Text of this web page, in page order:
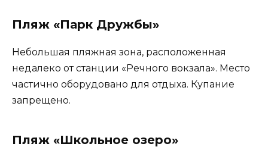
Пляж «Парк Дружбы»
Небольшая пляжная зона, расположенная
недалеко от станции «Речного вокзала». Место
частично оборудовано для отдыха. Купание
запрещено.
Пляж «Школьное озеро»